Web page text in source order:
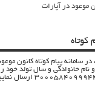
موعود در آپارات
کوتاه
نام خانوادگی و سال تولد خود
ارسال نمایید.